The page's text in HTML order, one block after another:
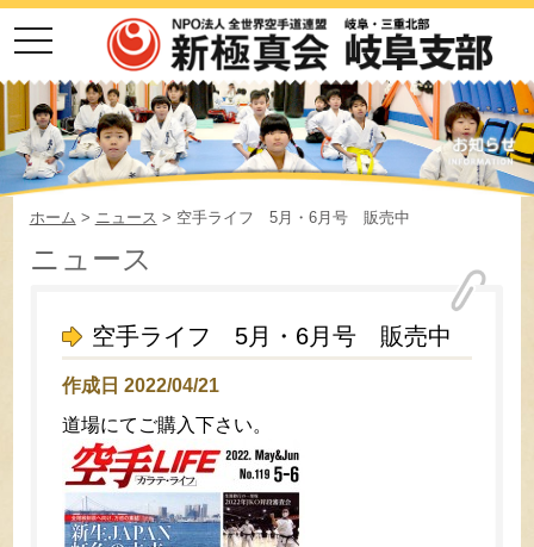
toggle
navigation
ホーム > ニュース > 空手ライフ 5月・6月号 販売中
ニュース
空手ライフ 5月・6月号 販売中
作成日 2022/04/21
道場にてご購入下さい。